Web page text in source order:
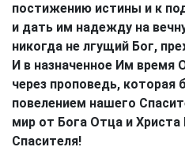
постижению истины и к
и дать им надежду на
никогда не лгущий Бог,
И в назначенное Им время
через проповедь, которая
повелением нашего
мир от Бога Отца и Христа
Спасителя!